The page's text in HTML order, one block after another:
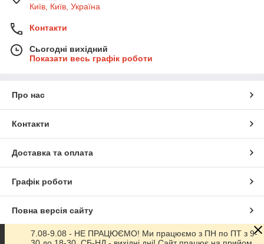
Київ, Київ, Україна
Контакти
Сьогодні вихідний
Показати весь графік роботи
Про нас
Контакти
Доставка та оплата
Графік роботи
Повна версія сайту
Сайт створено на маркетплейсіProm.ua
7.08-9.08 - НЕ ПРАЦЮЄМО! Ми працюємо з ПН по ПТ з 9-